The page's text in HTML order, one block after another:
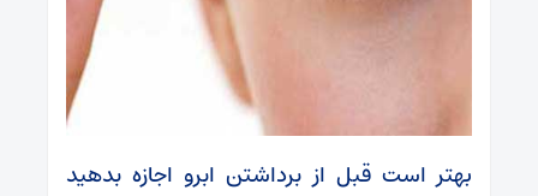
بهتر است قبل از برداشتن ابرو اجازه بدهید